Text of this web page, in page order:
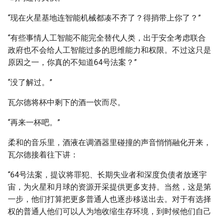
“现在火星基地连智能机械都凑不齐了？得捎带上你了？”
“有些事情人工智能不能完全替代人类，出于安全考虑联合
政府也不会给人工智能过多的思维能力和权限。不过这只是
原因之一，你真的不知道64号法案？”
“没了解过。”
瓦尔德将杯中剩下的酒一饮而尽。
“再来一杯吧。”
柔和的音乐里，酒液在调酒器里碰撞的声音悄悄融化开来，
瓦尔德接着往下讲：
“64号法案，提议将罪犯、长期失业者和深度负债者放逐宇
宙，为火星和月球的资源开采提供更多支持。当然，这是第
一步，他们打算把更多普通人也逐步移送出去。对于有选择
权的普通人他们可以人为地收缩生存环境，到时候他们自己